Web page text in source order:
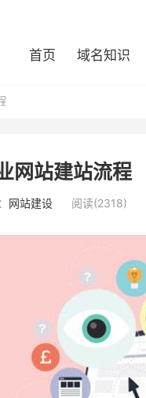
首页 域名知识
网站建站流程
网站建设 阅读(2318)